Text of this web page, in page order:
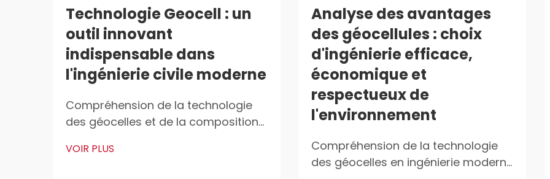
Technologie Geocell : un
outil innovant
indispensable dans
l'ingénierie civile moderne
Compréhension de la technologie
des géocelles et de la composition
Les géocelles sont ces structures
VOIR PLUS
Analyse des avantages
des géocellules : choix
d'ingénierie efficace,
économique et
respectueux de
l'environnement
Compréhension de la technologie
des géocelles en ingénierie moderne